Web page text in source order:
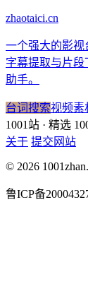
zhaotaici.cn
一个强大的影
字幕提取与片
助手。
台词搜索视频素
1001站 · 精选
关于 提交网站
© 2026
鲁ICP备